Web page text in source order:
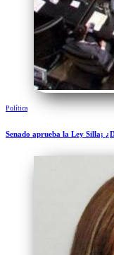
Política
Senado aprueba la Ley Silla;